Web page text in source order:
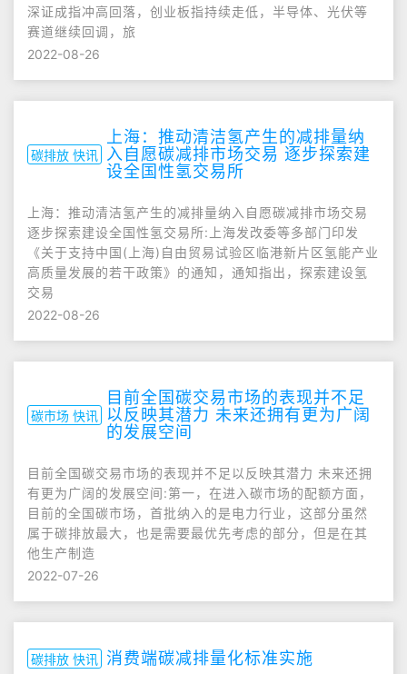
深证成指冲高回落，创业板指持续走低，半导体、光伏等
赛道继续回调，旅
2022-08-26
碳排放 快讯
上海：推动清洁氢产生的减排量纳
入自愿碳减排市场交易 逐步探索建
设全国性氢交易所
上海：推动清洁氢产生的减排量纳入自愿碳减排市场交易
逐步探索建设全国性氢交易所:上海发改委等多部门印发
《关于支持中国(上海)自由贸易试验区临港新片区氢能产业
高质量发展的若干政策》的通知，通知指出，探索建设氢
交易
2022-08-26
碳市场 快讯
目前全国碳交易市场的表现并不足
以反映其潜力 未来还拥有更为广阔
的发展空间
目前全国碳交易市场的表现并不足以反映其潜力 未来还拥
有更为广阔的发展空间:第一，在进入碳市场的配额方面，
目前的全国碳市场，首批纳入的是电力行业，这部分虽然
属于碳排放最大，也是需要最优先考虑的部分，但是在其
他生产制造
2022-07-26
碳排放 快讯 消费端碳减排量化标准实施